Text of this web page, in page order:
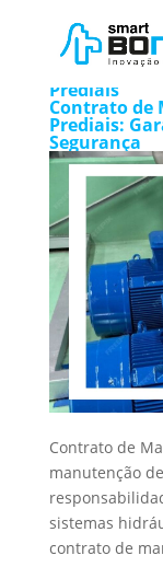
Contrato de
Prediais
Contrato de
Prediais:
Segurança
Contrato de
manutenção
sistemas
contrato de